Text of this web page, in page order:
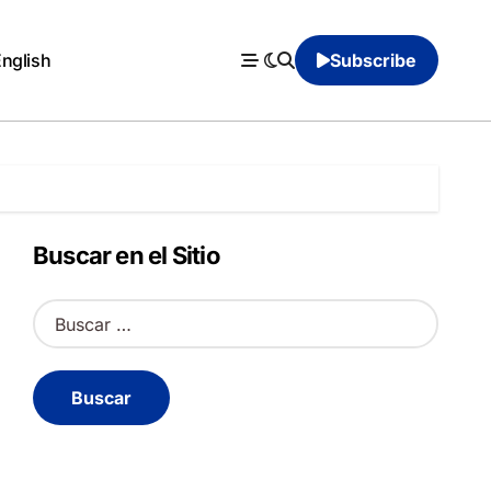
Subscribe
Buscar en el Sitio
B
u
c
a